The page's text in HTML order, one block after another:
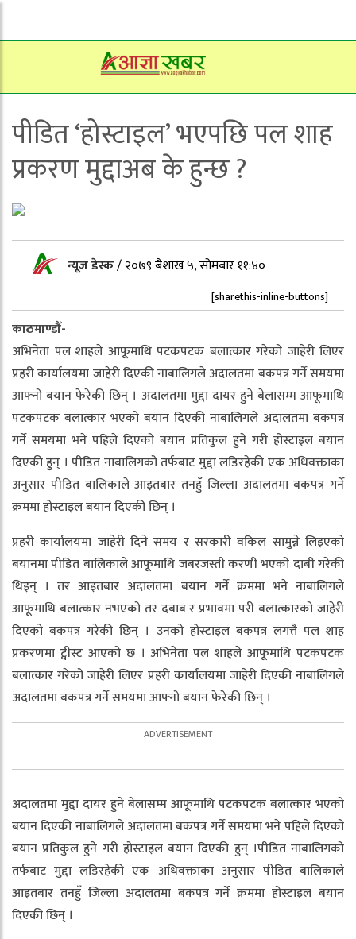
पीडित ‘होस्टाइल’ भएपछि पल शाह
प्रकरण मुद्दाअब के हुन्छ ?
न्यूज डेस्क/२०७९ बैशाख ५, सोमबार ११:४०
[sharethis-inline-buttons]
काठमाण्डौँ-
अभिनेता पल शाहले आफूमाथि पटकपटक बलात्कार गरेको जाहेरी लिएर
प्रहरी कार्यालयमा जाहेरी दिएकी नाबालिगले अदालतमा बकपत्र गर्ने समयमा
आफ्नो बयान फेरेकी छिन् । अदालतमा मुद्दा दायर हुने बेलासम्म आफूमाथि
पटकपटक बलात्कार भएको बयान दिएकी नाबालिगले अदालतमा बकपत्र
गर्ने समयमा भने पहिले दिएको बयान प्रतिकुल हुने गरी होस्टाइल बयान
दिएकी हुन् । पीडित नाबालिगको तर्फबाट मुद्दा लडिरहेकी एक अधिवक्ताका
अनुसार पीडित बालिकाले आइतबार तनहुँ जिल्ला अदालतमा बकपत्र गर्ने
क्रममा होस्टाइल बयान दिएकी छिन् ।
प्रहरी कार्यालयमा जाहेरी दिने समय र सरकारी वकिल सामुन्ने लिइएको
बयानमा पीडित बालिकाले आफूमाथि जबरजस्ती करणी भएको दाबी गरेकी
थिइन् । तर आइतबार अदालतमा बयान गर्ने क्रममा भने नाबालिगले
आफूमाथि बलात्कार नभएको तर दबाब र प्रभावमा परी बलात्कारको जाहेरी
दिएको बकपत्र गरेकी छिन् । उनको होस्टाइल बकपत्र लगत्तै पल शाह
प्रकरणमा ट्वीस्ट आएको छ । अभिनेता पल शाहले आफूमाथि पटकपटक
बलात्कार गरेको जाहेरी लिएर प्रहरी कार्यालयमा जाहेरी दिएकी नाबालिगले
अदालतमा बकपत्र गर्ने समयमा आफ्नो बयान फेरेकी छिन् ।
अदालतमा मुद्दा दायर हुने बेलासम्म आफूमाथि पटकपटक बलात्कार भएको
बयान दिएकी नाबालिगले अदालतमा बकपत्र गर्ने समयमा भने पहिले दिएको
बयान प्रतिकुल हुने गरी होस्टाइल बयान दिएकी हुन् ।पीडित नाबालिगको
तर्फबाट मुद्दा लडिरहेकी एक अधिवक्ताका अनुसार पीडित बालिकाले
आइतबार तनहुँ जिल्ला अदालतमा बकपत्र गर्ने क्रममा होस्टाइल बयान
दिएकी छिन् ।